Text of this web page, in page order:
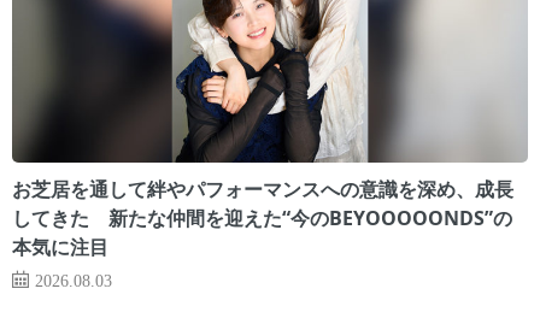
お芝居を通して絆やパフォーマンスへの意識を深め、成長
してきた 新たな仲間を迎えた“今のBEYOOOOONDS”の
本気に注目
2026.08.03